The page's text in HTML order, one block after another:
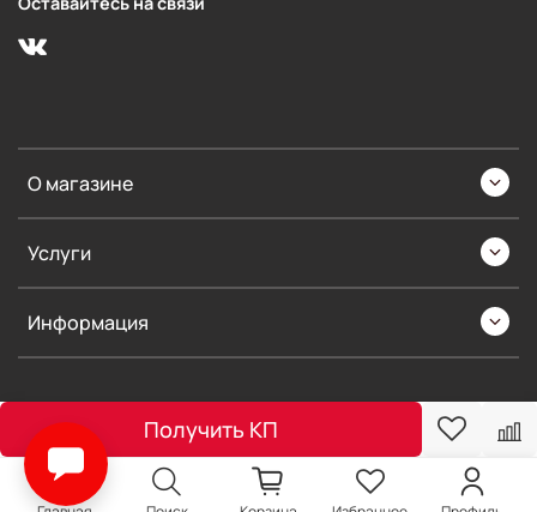
Получить КП
О магазине
Услуги
Информация